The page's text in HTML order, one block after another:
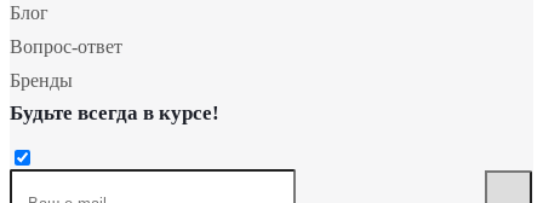
Блог
Вопрос-ответ
Бренды
Будьте всегда в курсе!